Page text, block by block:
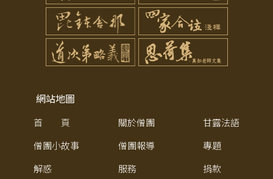
網站地圖
首 頁 關於僧團
甘露法語
僧團小故事
僧團報導
專題
解惑
服務 捐款